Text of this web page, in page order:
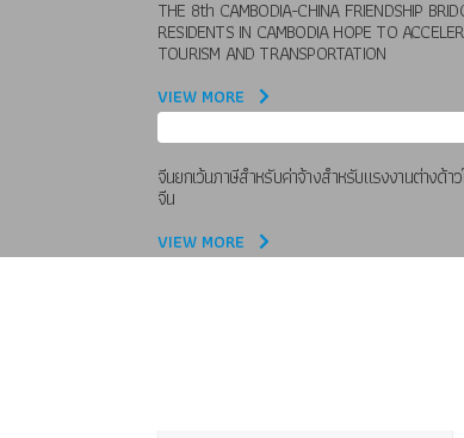
THE 8th CAMBODIA-CHINA FRIENDSHIP
RESIDENTS IN CAMBODIA HOPE TO
TOURISM AND TRANSPORTATION
VIEW MORE
จีนยกเว้นภาษีสำหรับค่าจ้างสำหรับแรงงานต่างด้า
จีน
VIEW MORE